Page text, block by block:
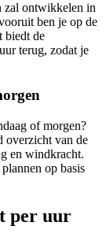
zal ontwikkelen in
ben je op de
biedt de
terug, zodat je
of morgen?
overzicht van de
en windkracht.
op basis
per uur